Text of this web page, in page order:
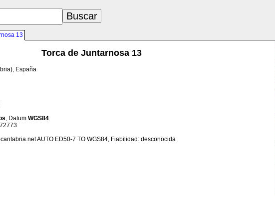
13
Torca de Juntarnosa 13
España
, Datum WGS84
AUTO ED50-7 TO WGS84, Fiabilidad: desconocida